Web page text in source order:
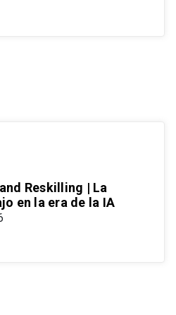
Reskilling | La
en la era de la IA